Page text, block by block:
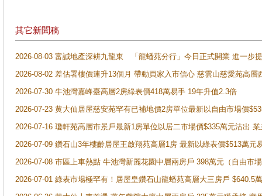
其它新聞稿
2026-08-03 富誠地產深耕九龍東 「龍蟠苑分行」今日正式開業 進一步
2026-08-02 差估署樓價連升13個月 帶動買家入市信心 慈雲山慈愛苑高層
2026-07-30 牛池灣嘉峰臺高層2房綠表價418萬易手 19年升值2.3倍
2026-07-23 黄大仙居屋慈安苑罕有已補地價2房單位最新以自由市場價
2026-07-16 瓊軒苑高層市景戶最新1房單位以居二市場價$335萬元沽出
2026-07-09 鑽石山3年樓齡居屋王啟翔苑高層1房 最新以綠表價$513萬元
2026-07-08 市區上車熱點 牛池灣新麗花園中層兩房戶 398萬元（自由市
2026-07-01 綠表市場極罕有！居屋皇鑽石山龍蟠苑高層大三房戶